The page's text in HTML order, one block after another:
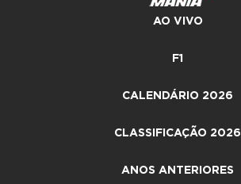
AO VIVO
F1
CALENDÁRIO 2026
CLASSIFICAÇÃO 2026
ANOS ANTERIORES